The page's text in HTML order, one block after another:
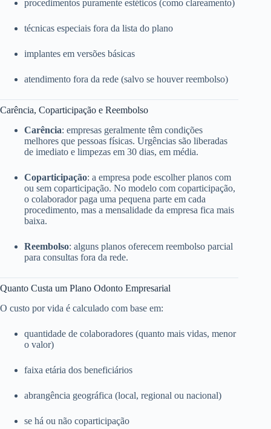
procedimentos puramente estéticos (como clareamento)
técnicas especiais fora da lista do plano
implantes em versões básicas
atendimento fora da rede (salvo se houver reembolso)
Carência, Coparticipação e Reembolso
Carência: empresas geralmente têm condições
melhores que pessoas físicas. Urgências são liberadas
de imediato e limpezas em 30 dias, em média.
Coparticipação: a empresa pode escolher planos com
ou sem coparticipação. No modelo com coparticipação,
o colaborador paga uma pequena parte em cada
procedimento, mas a mensalidade da empresa fica mais
baixa.
Reembolso: alguns planos oferecem reembolso parcial
para consultas fora da rede.
Quanto Custa um Plano Odonto Empresarial
O custo por vida é calculado com base em:
quantidade de colaboradores (quanto mais vidas, menor
o valor)
faixa etária dos beneficiários
abrangência geográfica (local, regional ou nacional)
se há ou não coparticipação